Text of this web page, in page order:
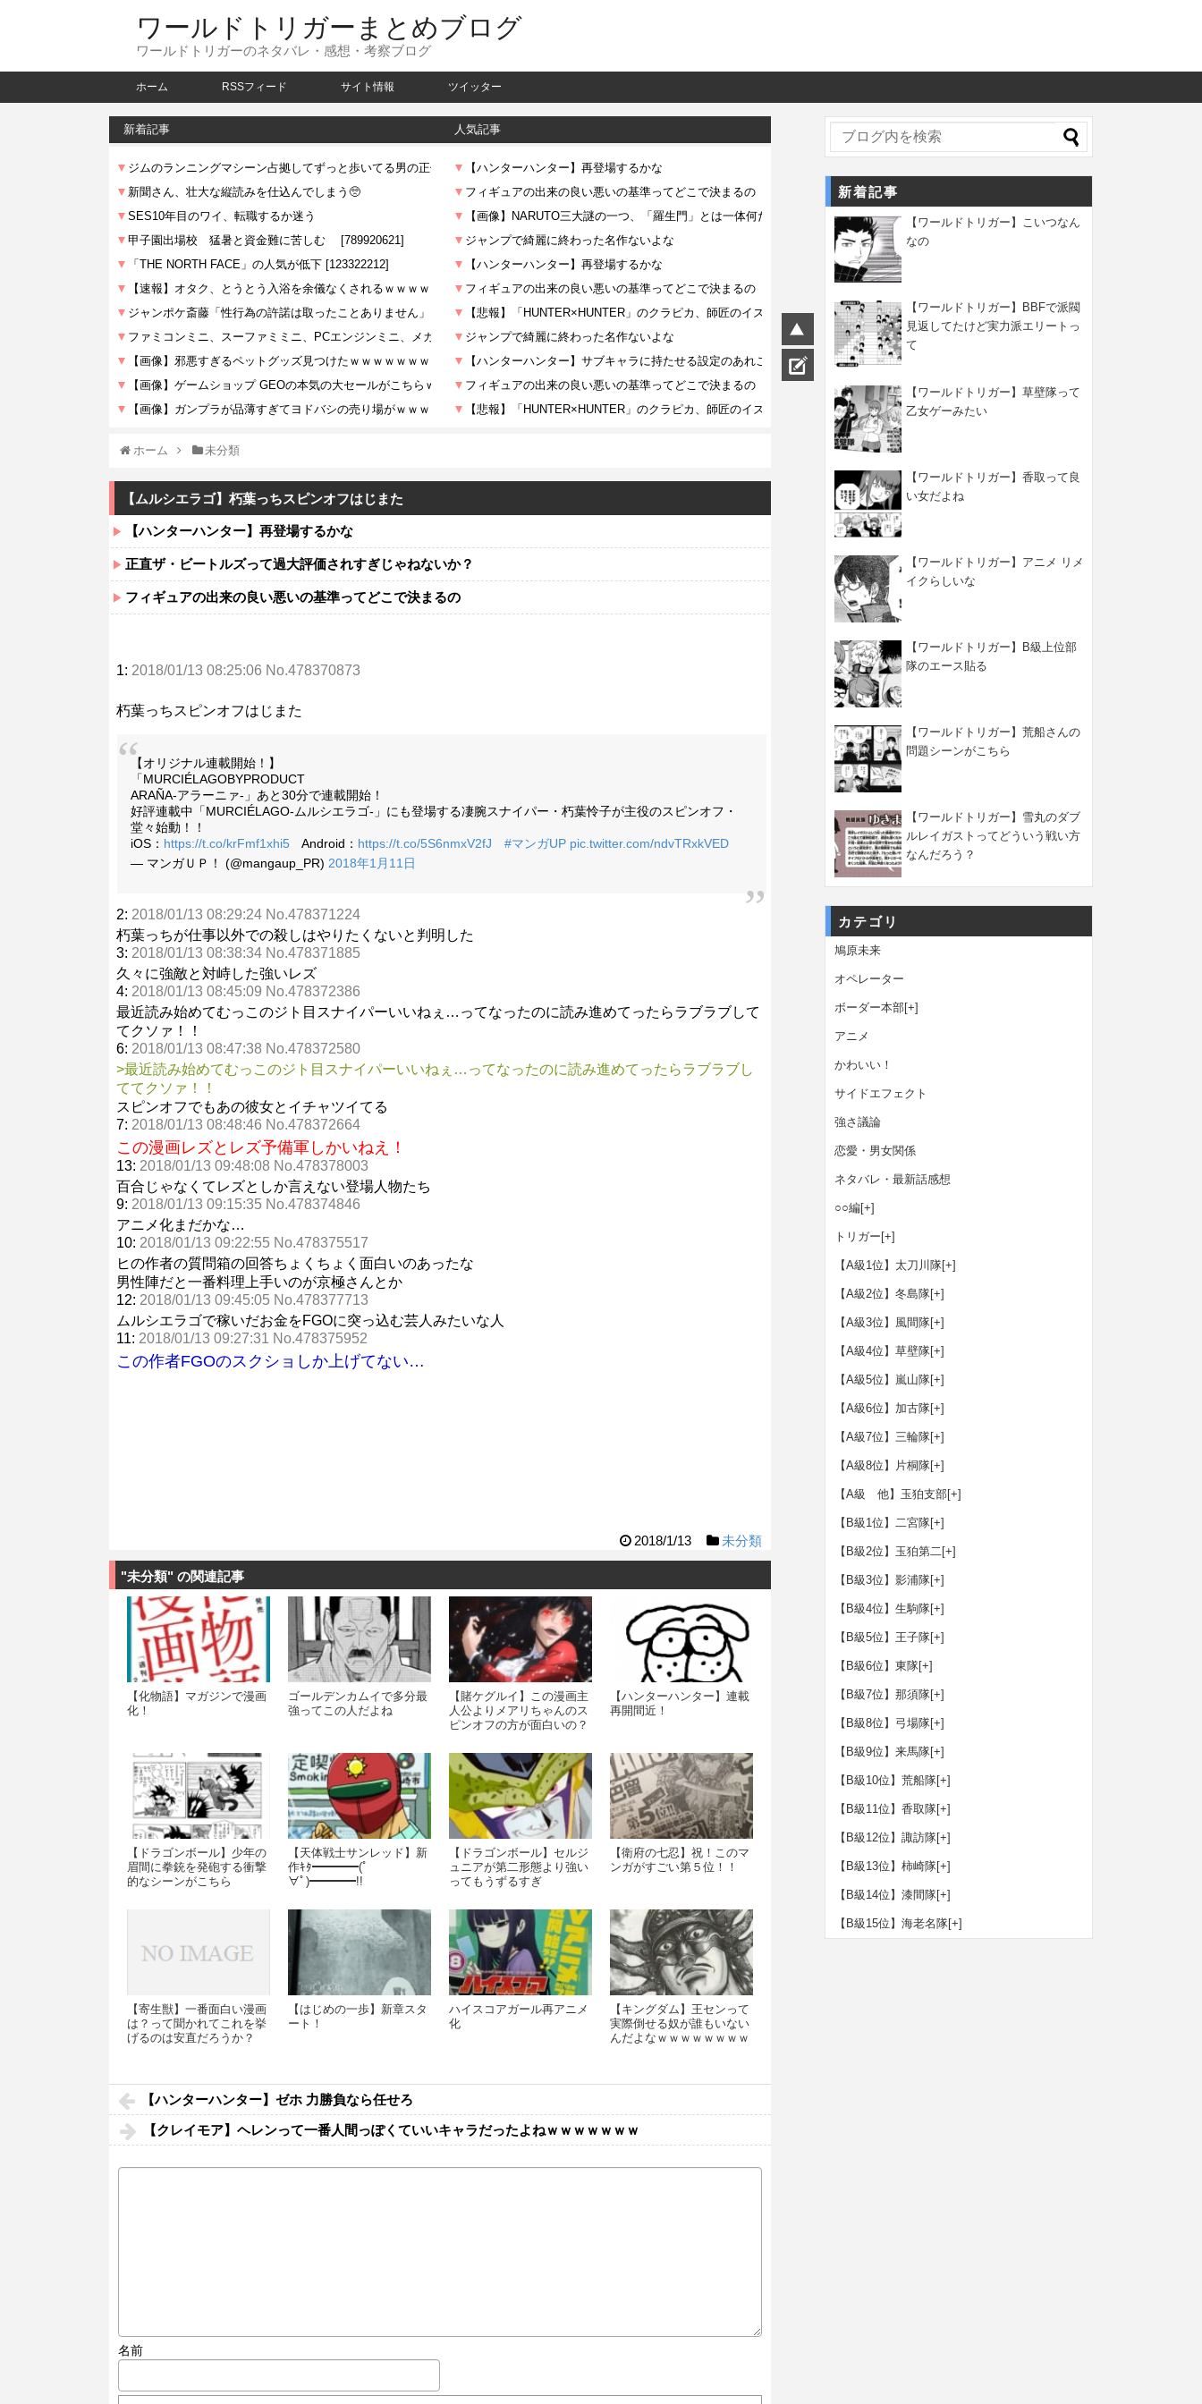
ワールドトリガーまとめブログ
ワールドトリガーのネタバレ・感想・考察ブログ
ホーム RSSフィード サイト情報 ツイッター
新着記事 人気記事
ホーム 未分類
【ムルシエラゴ】朽葉っちスピンオフはじまた
【ハンターハンター】再登場するかな
正直ザ・ビートルズって過大評価されすぎじゃねないか？
フィギュアの出来の良い悪いの基準ってどこで決まるの
1: 2018/01/13 08:25:06 No.478370873
朽葉っちスピンオフはじまた
【オリジナル連載開始！】
「MURCIÉLAGOBYPRODUCT
ARAÑA-アラーニァ-」あと30分で連載開始！
好評連載中「MURCIÉLAGO-ムルシエラゴ-」にも登場する凄腕スナイパー・朽葉怜子が主役のスピンオフ・
堂々始動！！
iOS： https://t.co/krFmf1xhi5 Android： https://t.co/5S6nmxV2fJ #マンガUP pic.twitter.com/ndvTRxkVED
— マンガＵＰ！ (@mangaup_PR) 2018年1月11日
2: 2018/01/13 08:29:24 No.478371224
朽葉っちが仕事以外での殺しはやりたくないと判明した
3: 2018/01/13 08:38:34 No.478371885
久々に強敵と対峙した強いレズ
4: 2018/01/13 08:45:09 No.478372386
最近読み始めてむっこのジト目スナイパーいいねぇ…ってなったのに読み進めてったらラブラブして
てクソァ！！
6: 2018/01/13 08:47:38 No.478372580
>最近読み始めてむっこのジト目スナイパーいいねぇ…ってなったのに読み進めてったらラブラブし
ててクソァ！！
スピンオフでもあの彼女とイチャツイてる
7: 2018/01/13 08:48:46 No.478372664
この漫画レズとレズ予備軍しかいねえ！
13: 2018/01/13 09:48:08 No.478378003
百合じゃなくてレズとしか言えない登場人物たち
9: 2018/01/13 09:15:35 No.478374846
アニメ化まだかな…
10: 2018/01/13 09:22:55 No.478375517
ヒの作者の質問箱の回答ちょくちょく面白いのあったな
男性陣だと一番料理上手いのが京極さんとか
12: 2018/01/13 09:45:05 No.478377713
ムルシエラゴで稼いだお金をFGOに突っ込む芸人みたいな人
11: 2018/01/13 09:27:31 No.478375952
この作者FGOのスクショしか上げてない…
2018/1/13 未分類
"未分類" の関連記事
【化物語】マガジンで漫画
化！
ゴールデンカムイで多分最
強ってこの人だよね
【賭ケグルイ】この漫画主
人公よりメアリちゃんのス
ピンオフの方が面白いの？
【ハンターハンター】連載
再開間近！
【ドラゴンボール】少年の
眉間に拳銃を発砲する衝撃
的なシーンがこちら
【天体戦士サンレッド】新
作ｷﾀ━━━━(ﾟ
∀ﾟ)━━━━!!
【ドラゴンボール】セルジ
ュニアが第二形態より強い
ってもうずるすぎ
【衛府の七忍】祝！このマ
ンガがすごい第５位！！
【寄生獣】一番面白い漫画
は？って聞かれてこれを挙
げるのは安直だろうか？
【はじめの一歩】新章スタ
ート！
ハイスコアガール再アニメ
化
【キングダム】王センって
実際倒せる奴が誰もいない
んだよなｗｗｗｗｗｗｗｗ
【ハンターハンター】ゼホ 力勝負なら任せろ
【クレイモア】ヘレンって一番人間っぽくていいキャラだったよねｗｗｗｗｗｗｗ
名前
新着記事
【ワールドトリガー】こいつなん
なの
【ワールドトリガー】BBFで派閥
見返してたけど実力派エリートっ
て
【ワールドトリガー】草壁隊って
乙女ゲーみたい
【ワールドトリガー】香取って良
い女だよね
【ワールドトリガー】アニメ リメ
イクらしいな
【ワールドトリガー】B級上位部
隊のエース貼る
【ワールドトリガー】荒船さんの
問題シーンがこちら
【ワールドトリガー】雪丸のダブ
ルレイガストってどういう戦い方
なんだろう？
カテゴリ
鳩原未来
オペレーター
ボーダー本部[+]
アニメ
かわいい！
サイドエフェクト
強さ議論
恋愛・男女関係
ネタバレ・最新話感想
○○編[+]
トリガー [+]
【A級1位】太刀川隊[+]
【A級2位】冬島隊[+]
【A級3位】風間隊[+]
【A級4位】草壁隊[+]
【A級5位】嵐山隊[+]
【A級6位】加古隊[+]
【A級7位】三輪隊[+]
【A級8位】片桐隊[+]
【A級 他】玉狛支部[+]
【B級1位】二宮隊[+]
【B級2位】玉狛第二[+]
【B級3位】影浦隊[+]
【B級4位】生駒隊[+]
【B級5位】王子隊[+]
【B級6位】東隊[+]
【B級7位】那須隊[+]
【B級8位】弓場隊[+]
【B級9位】来馬隊[+]
【B級10位】荒船隊[+]
【B級11位】香取隊[+]
【B級12位】諏訪隊[+]
【B級13位】柿崎隊[+]
【B級14位】漆間隊[+]
【B級15位】海老名隊[+]